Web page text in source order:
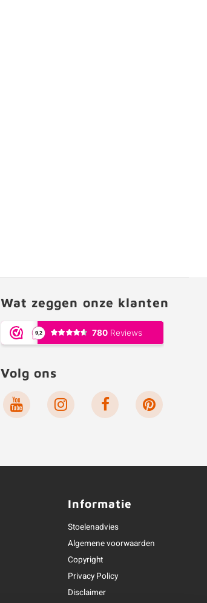
Wat zeggen onze klanten
Volg ons
Informatie
Stoelenadvies
Algemene voorwaarden
Copyright
Privacy Policy
Disclaimer